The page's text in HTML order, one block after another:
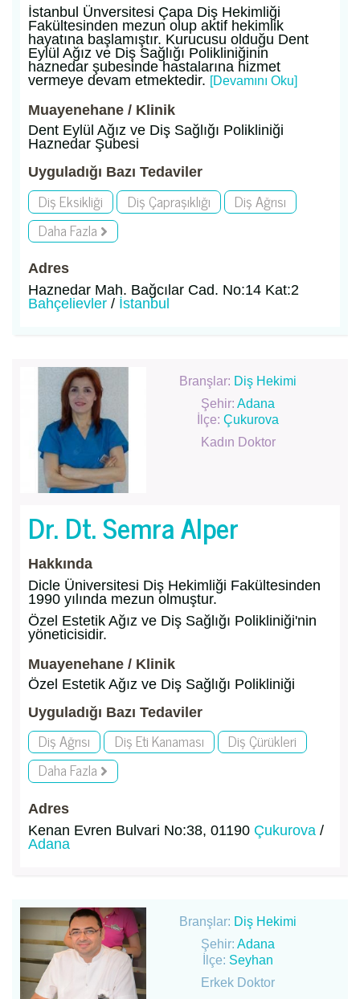
İstanbul Ünversitesi Çapa Diş Hekimliği
Fakültesinden mezun olup aktif hekimlik
hayatına başlamıştır. Kurucusu olduğu Dent
Eylül Ağız ve Diş Sağlığı Polikliniğinin
haznedar şubesinde hastalarına hizmet
vermeye devam etmektedir. [Devamını Oku]
Muayenehane / Klinik
Dent Eylül Ağız ve Diş Sağlığı Polikliniği
Haznedar Şubesi
Uyguladığı Bazı Tedaviler
Diş Eksikliği Diş Çapraşıklığı
Diş Ağrısı
Daha Fazla
Adres
Haznedar Mah. Bağcılar Cad. No:14 Kat:2
Bahçelievler / İstanbul
Branşlar: Diş Hekimi
Şehir:Adana
İlçe:Çukurova
Kadın Doktor
Dr. Dt. Semra Alper
Hakkında
Dicle Üniversitesi Diş Hekimliği Fakültesinden
1990 yılında mezun olmuştur.
Özel Estetik Ağız ve Diş Sağlığı Polikliniği'nin
yöneticisidir.
Muayenehane / Klinik
Özel Estetik Ağız ve Diş Sağlığı Polikliniği
Uyguladığı Bazı Tedaviler
Diş Ağrısı Diş Eti Kanaması
Diş Çürükleri
Daha Fazla
Adres
Kenan Evren Bulvari No:38, 01190 Çukurova /
Adana
Branşlar: Diş Hekimi
Şehir:Adana
İlçe: Seyhan
Erkek Doktor